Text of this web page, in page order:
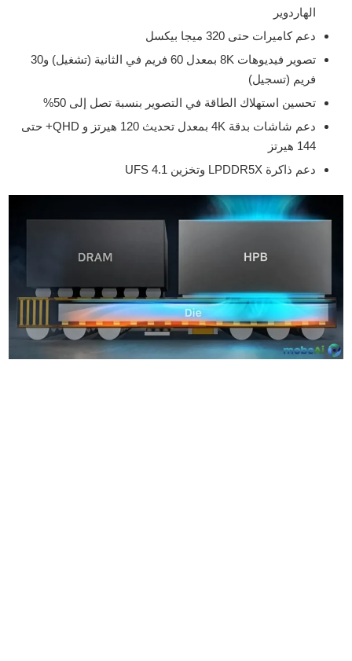
الهاردوير
دعم كاميرات حتى 320 ميجا بيكسل
تصوير فيديوهات 8K بمعدل 60 فريم في الثانية (تشغيل) و30
فريم (تسجيل)
تحسين استهلاك الطاقة في التصوير بنسبة تصل إلى 50%
دعم شاشات بدقة 4K بمعدل تحديث 120 هيرتز و QHD+ حتى
144 هيرتز
دعم ذاكرة LPDDR5X وتخزين UFS 4.1